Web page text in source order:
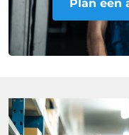
Plan een